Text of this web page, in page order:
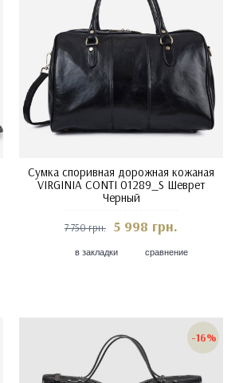
Сумка споривная дорожная кожаная
VIRGINIA CONTI 01289_S Шеврет
Черный
7 750 грн. 5 998 грн.
в закладки сравнение
-16%